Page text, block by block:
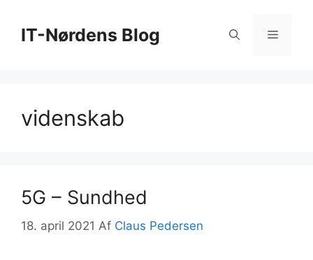
indholdIT-Nørdens Blog Menu
videnskab
5G – Sundhed
18. april 2021 Af Claus Pedersen